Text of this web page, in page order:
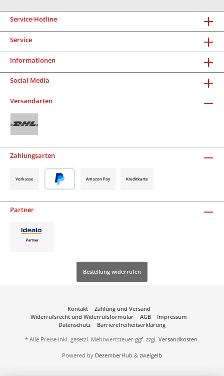
Service-Hotline
Service
Informationen
Social Media
Versandarten
Zahlungsarten
Vorkasse Amazon Pay Kreditkarte
Partner
Bestellung widerrufen
Kontakt
Zahlung und Versand
Widerrufsrecht und Widerrufsformular
AGB
Impressum
Datenschutz
Barrierefreiheitserklärung
* Alle Preise inkl. gesetzl. Mehrwertsteuer ggf. zzgl. Versandkosten.
Powered by DezemberHub & zweigelb